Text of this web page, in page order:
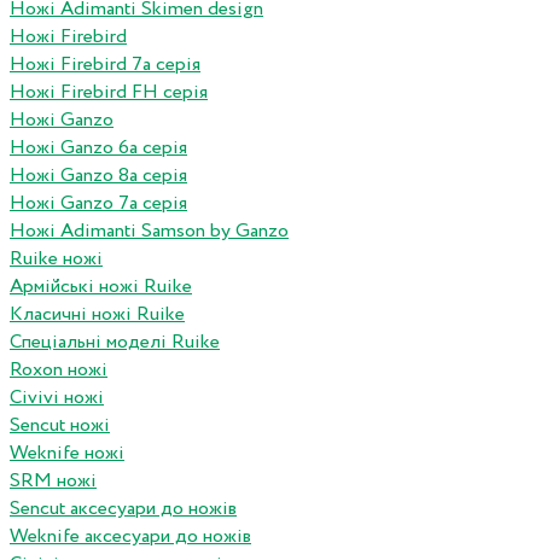
Ножі Adimanti Skimen design
Ножі Firebird
Ножі Firebird 7а серія
Ножі Firebird FH серія
Ножі Ganzo
Ножі Ganzo 6а серія
Ножі Ganzo 8а серія
Ножі Ganzo 7а серія
Ножі Adimanti Samson by Ganzo
Ruike ножі
Армійські ножі Ruike
Класичні ножі Ruike
Спеціальні моделі Ruike
Roxon ножi
Civivi ножі
Sencut ножі
Weknife ножі
SRM ножі
Sencut аксесуари до ножів
Weknife аксесуари до ножів